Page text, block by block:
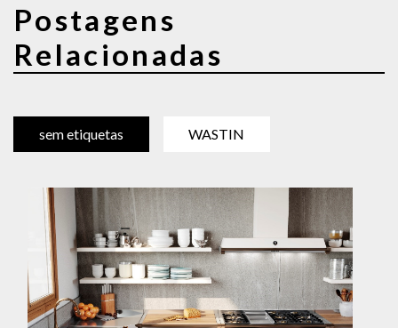
Postagens
Relacionadas
sem etiquetas WASTIN